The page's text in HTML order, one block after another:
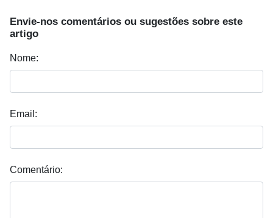
Envie-nos comentários ou sugestões sobre este
artigo
Nome:
Email:
Comentário: